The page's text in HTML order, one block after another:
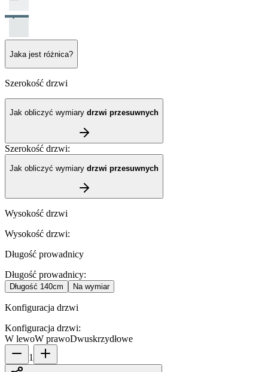
Jaka jest różnica?
Szerokość drzwi
Jak obliczyć wymiary drzwi przesuwnych
Szerokość drzwi:
Jak obliczyć wymiary drzwi przesuwnych
Wysokość drzwi
Wysokość drzwi:
Długość prowadnicy
Długość prowadnicy:
Długość 140cm Na wymiar
Konfiguracja drzwi
Konfiguracja drzwi:
W lewoW prawoDwuskrzydłowe
1